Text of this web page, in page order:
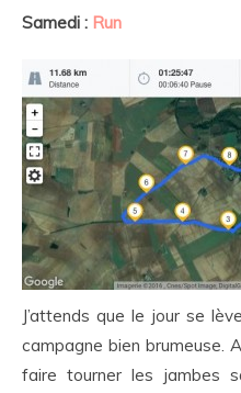
Samedi : Run
J’attends que le jour se
campagne bien brumeuse.
faire tourner les jambes